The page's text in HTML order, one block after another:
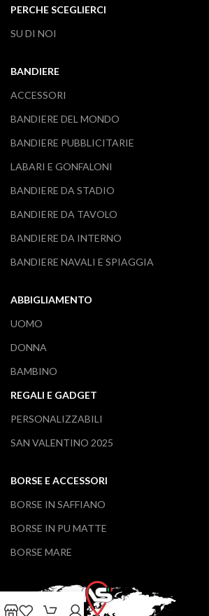
PERCHE SCEGLIERCI
SU DI NOI
BANDIERE
ACCESSORI
BANDIERE DEL MONDO
BANDIERE PUBBLICITARIE
LABARI E GONFALONI
BANDIERE DA STADIO
BANDIERE DA TAVOLO
BANDIERE DA INTERNO
BANDIERE NAVALI E SPIAGGIA
ABBIGLIAMENTO
UOMO
DONNA
BAMBINO
REGALI E GADGET
PERSONALIZZABILI
SAN VALENTINO 2025
BORSE E ACCESSORI
BORSE IN SAFFIANO
BORSE IN PU MATTE
BORSE MARE